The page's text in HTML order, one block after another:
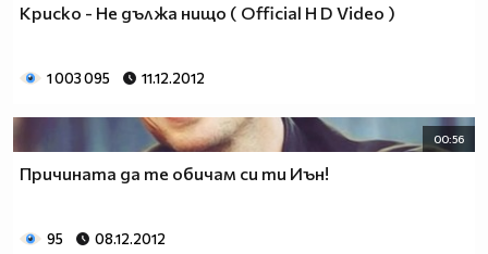
Криско - Не дължа нищо ( Official H D Video )
1 003 095 11.12.2012
00:56
Причината да те обичам си ти Иън!
95 08.12.2012